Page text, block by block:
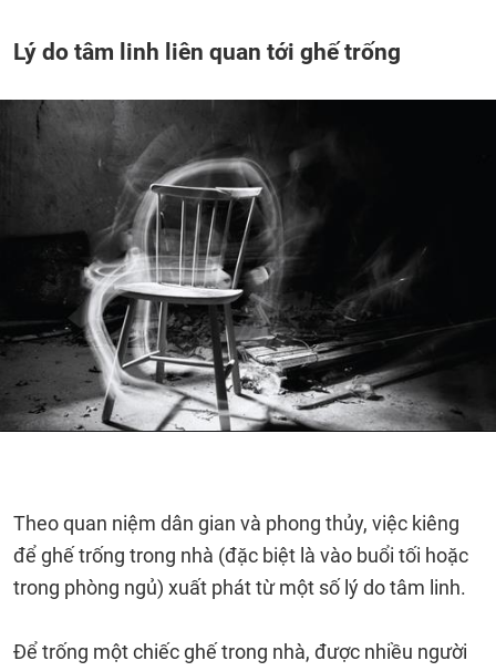
Lý do tâm linh liên quan tới ghế trống
Theo quan niệm dân gian và phong thủy, việc kiêng
để ghế trống trong nhà (đặc biệt là vào buổi tối hoặc
trong phòng ngủ) xuất phát từ một số lý do tâm linh.
Để trống một chiếc ghế trong nhà, được nhiều người